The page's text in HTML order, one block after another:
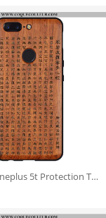
Housse Oneplus 5t Protection Téléphone Portable Coque, Étui Oneplus 5t Personnalité En Bois Marron